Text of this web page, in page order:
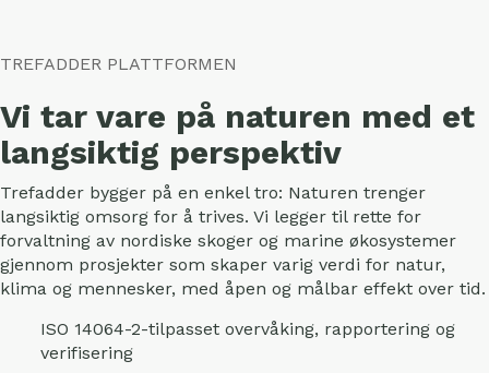
TREFADDER PLATTFORMEN
Vi tar vare på naturen med et
langsiktig perspektiv
Trefadder bygger på en enkel tro: Naturen trenger
langsiktig omsorg for å trives. Vi legger til rette for
forvaltning av nordiske skoger og marine økosystemer
gjennom prosjekter som skaper varig verdi for natur,
klima og mennesker, med åpen og målbar effekt over tid.
ISO 14064-2-tilpasset overvåking, rapportering og
verifisering